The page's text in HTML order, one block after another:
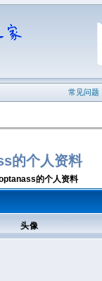
常见问题
的个人资料
的个人资料
头像